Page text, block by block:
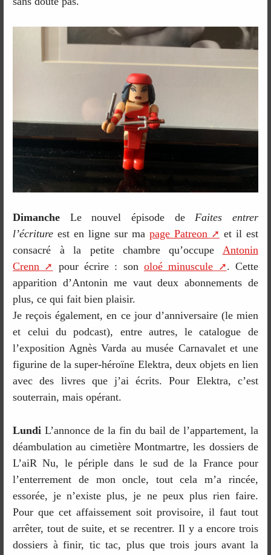
Dimanche Le nouvel épisode de Faites entrer
l’écriture est en ligne sur ma page Patreon
et il est
consacré à la petite chambre qu’occupe Antonin
Crenn
pour écrire : son oloé minuscule
. Cette
apparition d’Antonin me vaut deux abonnements de
plus, ce qui fait bien plaisir.
Je reçois également, en ce jour d’anniversaire (le mien
et celui du podcast), entre autres, le catalogue de
l’exposition Agnès Varda au musée Carnavalet et une
figurine de la super-héroïne Elektra, deux objets en lien
avec des livres que j’ai écrits. Pour Elektra, c’est
souterrain, mais opérant.
Lundi L’annonce de la fin du bail de l’appartement, la
déambulation au cimetière Montmartre, les dossiers de
L’aiR Nu, le périple dans le sud de la France pour
l’enterrement de mon oncle, tout cela m’a rincée,
essorée, je n’existe plus, je ne peux plus rien faire.
Pour que cet affaissement soit provisoire, il faut tout
arrêter, tout de suite, et se recentrer. Il y a encore trois
dossiers à finir, tic tac, plus que trois jours avant la